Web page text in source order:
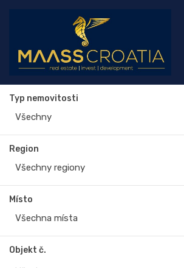
Typ nemovitosti
Všechny
Region
Všechny regiony
Místo
Všechna místa
Objekt č.